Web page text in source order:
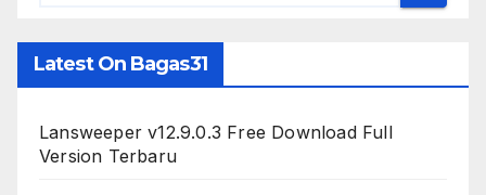
Latest On Bagas31
Lansweeper v12.9.0.3 Free Download Full
Version Terbaru